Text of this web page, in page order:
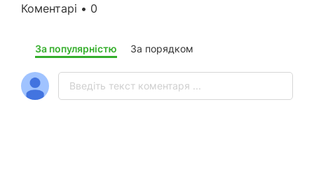
Коментарі • 0
За популярністю За порядком